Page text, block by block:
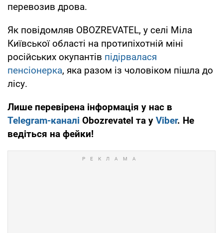
перевозив дрова.
Як повідомляв OBOZREVATEL, у селі Міла
Київської області на протипіхотній міні
російських окупантів підірвалася
пенсіонерка, яка разом із чоловіком пішла до
лісу.
Лише перевірена інформація у нас в
Telegram-каналі Obozrevatel та у Viber. Не
ведіться на фейки!